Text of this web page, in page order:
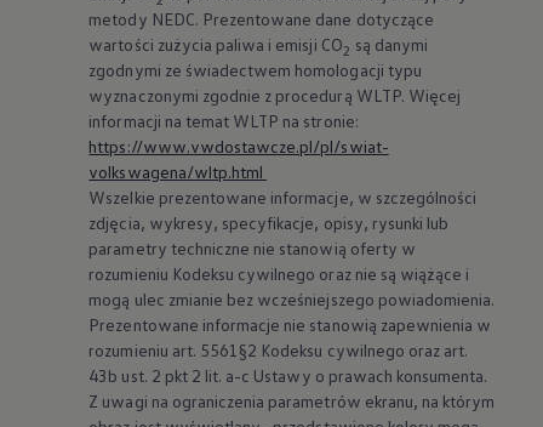
zgodnymi ze świadectwem homologacji typu
wyznaczonymi zgodnie z procedurą WLTP. Więcej
informacji na temat WLTP na stronie:
https://www.vwdostawcze.pl/pl/swiat-
volkswagena/wltp.html
Wszelkie prezentowane informacje, w szczególności
zdjęcia, wykresy, specyfikacje, opisy, rysunki lub
parametry techniczne nie stanowią oferty w
rozumieniu Kodeksu cywilnego oraz nie są wiążące i
mogą ulec zmianie bez wcześniejszego powiadomienia.
Prezentowane informacje nie stanowią zapewnienia w
rozumieniu art. 5561§2 Kodeksu cywilnego oraz art.
43b ust. 2 pkt 2 lit. a-c Ustawy o prawach konsumenta.
Z uwagi na ograniczenia parametrów ekranu, na którym
obraz jest wyświetlany, przedstawione kolory mogą
nieznacznie różnić się od faktycznych kolorów lakieru i
materiałów. Prezentowane ceny są wyłącznie cenami